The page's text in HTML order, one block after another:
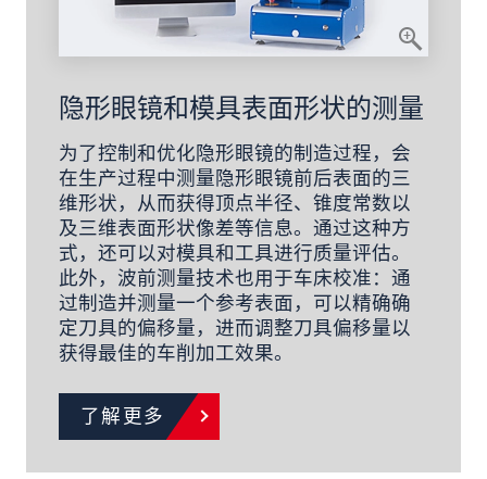
隐形眼镜和模具表面形状的测量
为了控制和优化隐形眼镜的制造过程，会
在生产过程中测量隐形眼镜前后表面的三
维形状，从而获得顶点半径、锥度常数以
及三维表面形状像差等信息。通过这种方
式，还可以对模具和工具进行质量评估。
此外，波前测量技术也用于车床校准：通
过制造并测量一个参考表面，可以精确确
定刀具的偏移量，进而调整刀具偏移量以
获得最佳的车削加工效果。
了解更多